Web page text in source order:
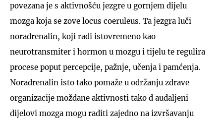
povezana je s aktivnošću jezgre u gornjem dijelu
mozga koja se zove locus coeruleus. Ta jezgra luči
noradrenalin, koji radi istovremeno kao
neurotransmiter i hormon u mozgu i tijelu te regulira
procese poput percepcije, pažnje, učenja i pamćenja.
Noradrenalin isto tako pomaže u održanju zdrave
organizacije moždane aktivnosti tako d audaljeni
dijelovi mozga mogu raditi zajedno na izvršavanju